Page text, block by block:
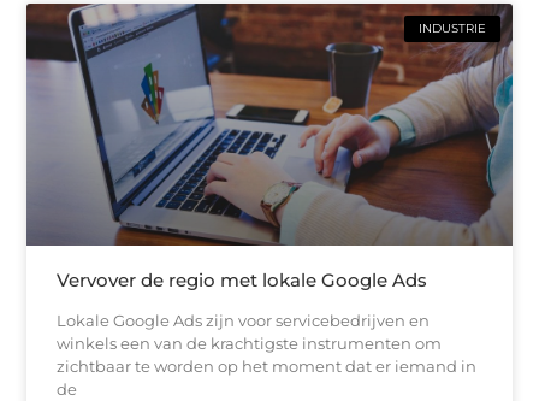
INDUSTRIE
Vervover de regio met lokale Google Ads
Lokale Google Ads zijn voor servicebedrijven en
winkels een van de krachtigste instrumenten om
zichtbaar te worden op het moment dat er iemand in
de